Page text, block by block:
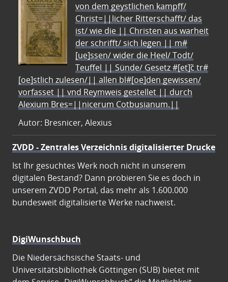
von dem geystlichen kampff/
Christ=||licher Ritterschafft/ das
ist/ wie die || Christen aus warheit
der schrifft/ sich legen || m#
[ue]ssen/ wider die Heel/ Todt/
Teuffel || Sünde/ Gesetz #[et]c̃ tr#
[oe]stlich zulesen/|| allen bl#[oe]den gewissen/
vorfasset || vnd Reymweis gestellet || durch
Alexium Bres=||nicerum Cotbusianum.||
Autor: Bresnicer, Alexius
ZVDD - Zentrales Verzeichnis digitalisierter Drucke
Ist Ihr gesuchtes Werk noch nicht in unserem
digitalen Bestand? Dann probieren Sie es doch in
unserem ZVDD Portal, das mehr als 1.600.000
bundesweit digitalisierte Werke nachweist.
DigiWunschbuch
Die Niedersächsische Staats- und
Universitätsbibliothek Göttingen (SUB) bietet mit